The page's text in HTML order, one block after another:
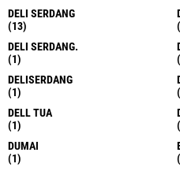
DELI SERDANG
(13)
DELI SERDANG.
(1)
DELISERDANG
(1)
DELL TUA
(1)
DUMAI
(1)